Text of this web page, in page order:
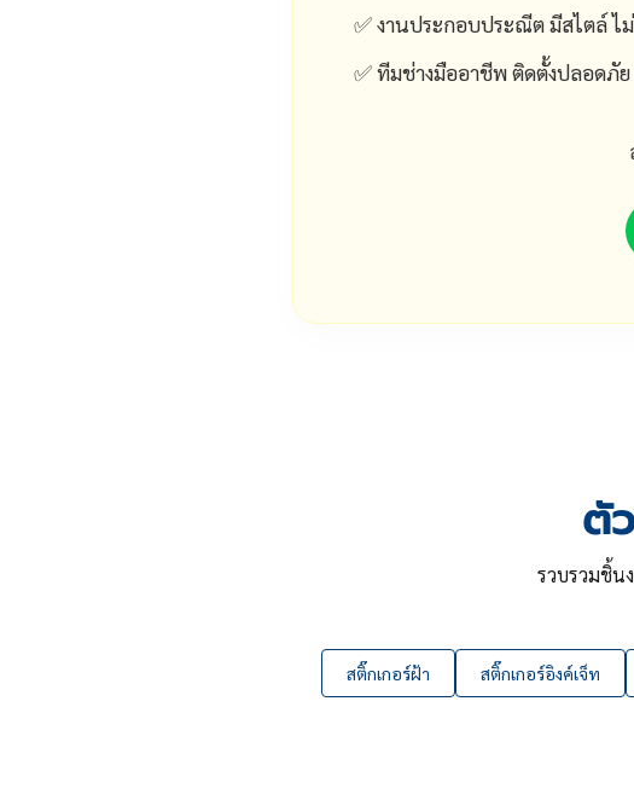
✅ งานประกอบประณีต มีสไตล์ ไ
✅ ทีมช่างมืออาชีพ ติดตั้งปลอดภัย
ตั
รวบรวมชิ้น
สติ๊กเกอร์ฝ้า สติ๊กเกอร์อิงค์เจ็ท